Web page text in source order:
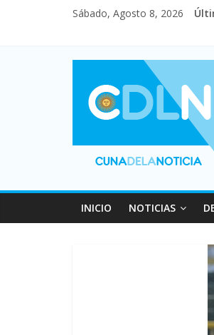
Sábado, Agosto 8, 2026
INICIO NOTICIAS